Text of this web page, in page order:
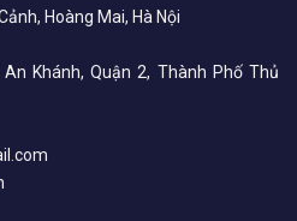
Hoàng Mai, Hà Nội
Khánh, Quận 2, Thành Phố Thủ